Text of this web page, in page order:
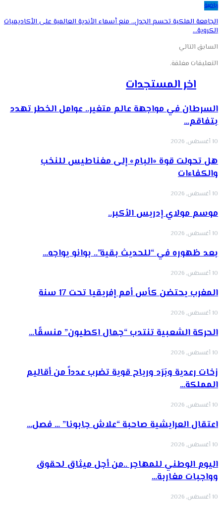
رياضية
الجامعة الملكية تحسم الجدل.. منع أسماء الأندية العالمية على الأكاديميات
الكروية…
السابق التالي
التعليقات مغلقة.
اخر المستجدات
السرطان في مواجهة عالم متغير.. عوامل الخطر تهدد
بتفاقم…
10 أغسطس, 2026
هل تحولت قوة «البام» إلى مغناطيس للنخب
والكفاءات
10 أغسطس, 2026
موسم مولاي إدريس الأكبر..
10 أغسطس, 2026
بعد ظهوره في “للحديث بقية”.. بوانو يواجه…
10 أغسطس, 2026
المغرب يحتضن كأس أمم إفريقيا تحت 17 سنة
10 أغسطس, 2026
الحركة الشعبية تنتدب “جمال اكطيون” منسقًا…
10 أغسطس, 2026
زخات رعدية وبَرَد ورياح قوية تضرب عدداً من أقاليم
المملكة…
10 أغسطس, 2026
اعتقال العرايشية صاحبة “علاش جابونا” … فصل…
10 أغسطس, 2026
اليوم الوطني للمهاجر ..من أجل ميثاق لحقوق
وواجبات مغاربة…
10 أغسطس, 2026